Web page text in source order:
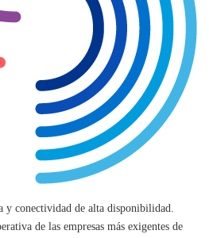
conectividad de alta disponibilidad.
de las empresas más exigentes de